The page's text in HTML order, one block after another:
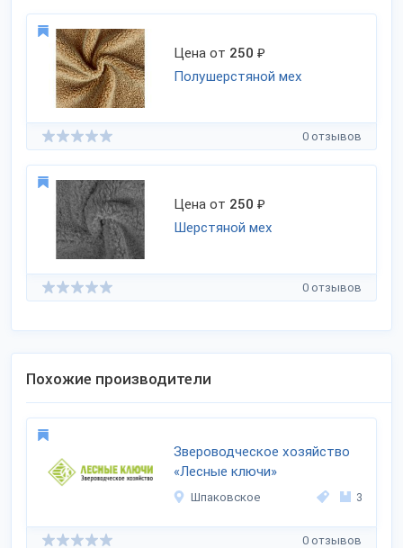
Цена от 250 ₽
Полушерстяной мех
0 отзывов
Цена от 250 ₽
Шерстяной мех
0 отзывов
Похожие производители
Звероводческое хозяйство
«Лесные ключи»
Шпаковское 3
0 отзывов